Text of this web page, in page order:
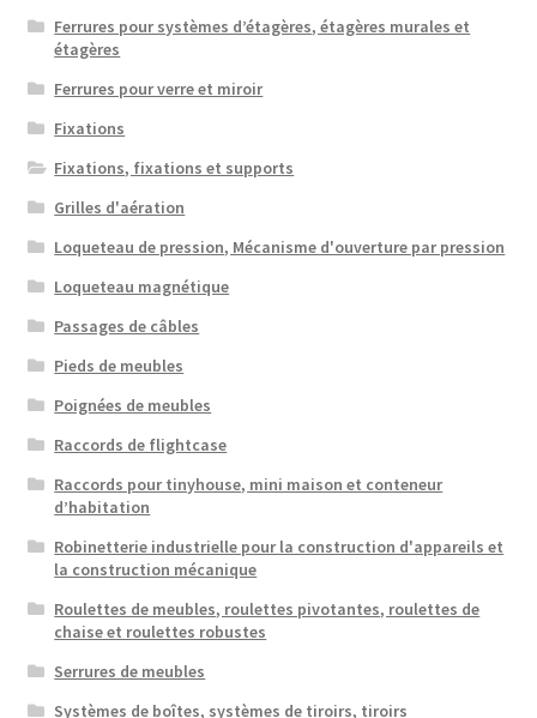
Ferrures pour systèmes d’étagères, étagères murales et
étagères
Ferrures pour verre et miroir
Fixations
Fixations, fixations et supports
Grilles d'aération
Loqueteau de pression, Mécanisme d'ouverture par pression
Loqueteau magnétique
Passages de câbles
Pieds de meubles
Poignées de meubles
Raccords de flightcase
Raccords pour tinyhouse, mini maison et conteneur
d’habitation
Robinetterie industrielle pour la construction d'appareils et
la construction mécanique
Roulettes de meubles, roulettes pivotantes, roulettes de
chaise et roulettes robustes
Serrures de meubles
Systèmes de boîtes, systèmes de tiroirs, tiroirs